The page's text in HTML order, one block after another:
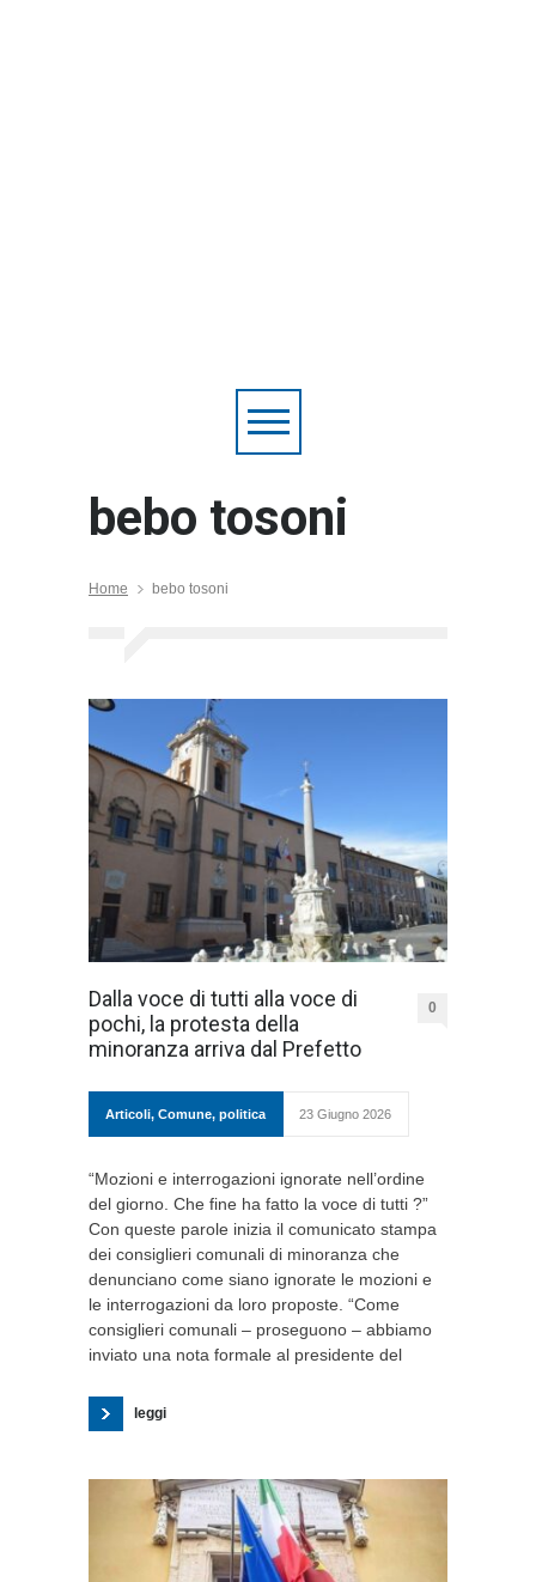
bebo tosoni
Home bebo tosoni
Dalla voce di tutti alla voce di
pochi, la protesta della
minoranza arriva dal Prefetto
0
Articoli, Comune, politica 23 Giugno 2026
“Mozioni e interrogazioni ignorate nell’ordine
del giorno. Che fine ha fatto la voce di tutti ?”
Con queste parole inizia il comunicato stampa
dei consiglieri comunali di minoranza che
denunciano come siano ignorate le mozioni e
le interrogazioni da loro proposte. “Come
consiglieri comunali – proseguono – abbiamo
inviato una nota formale al presidente del
leggi